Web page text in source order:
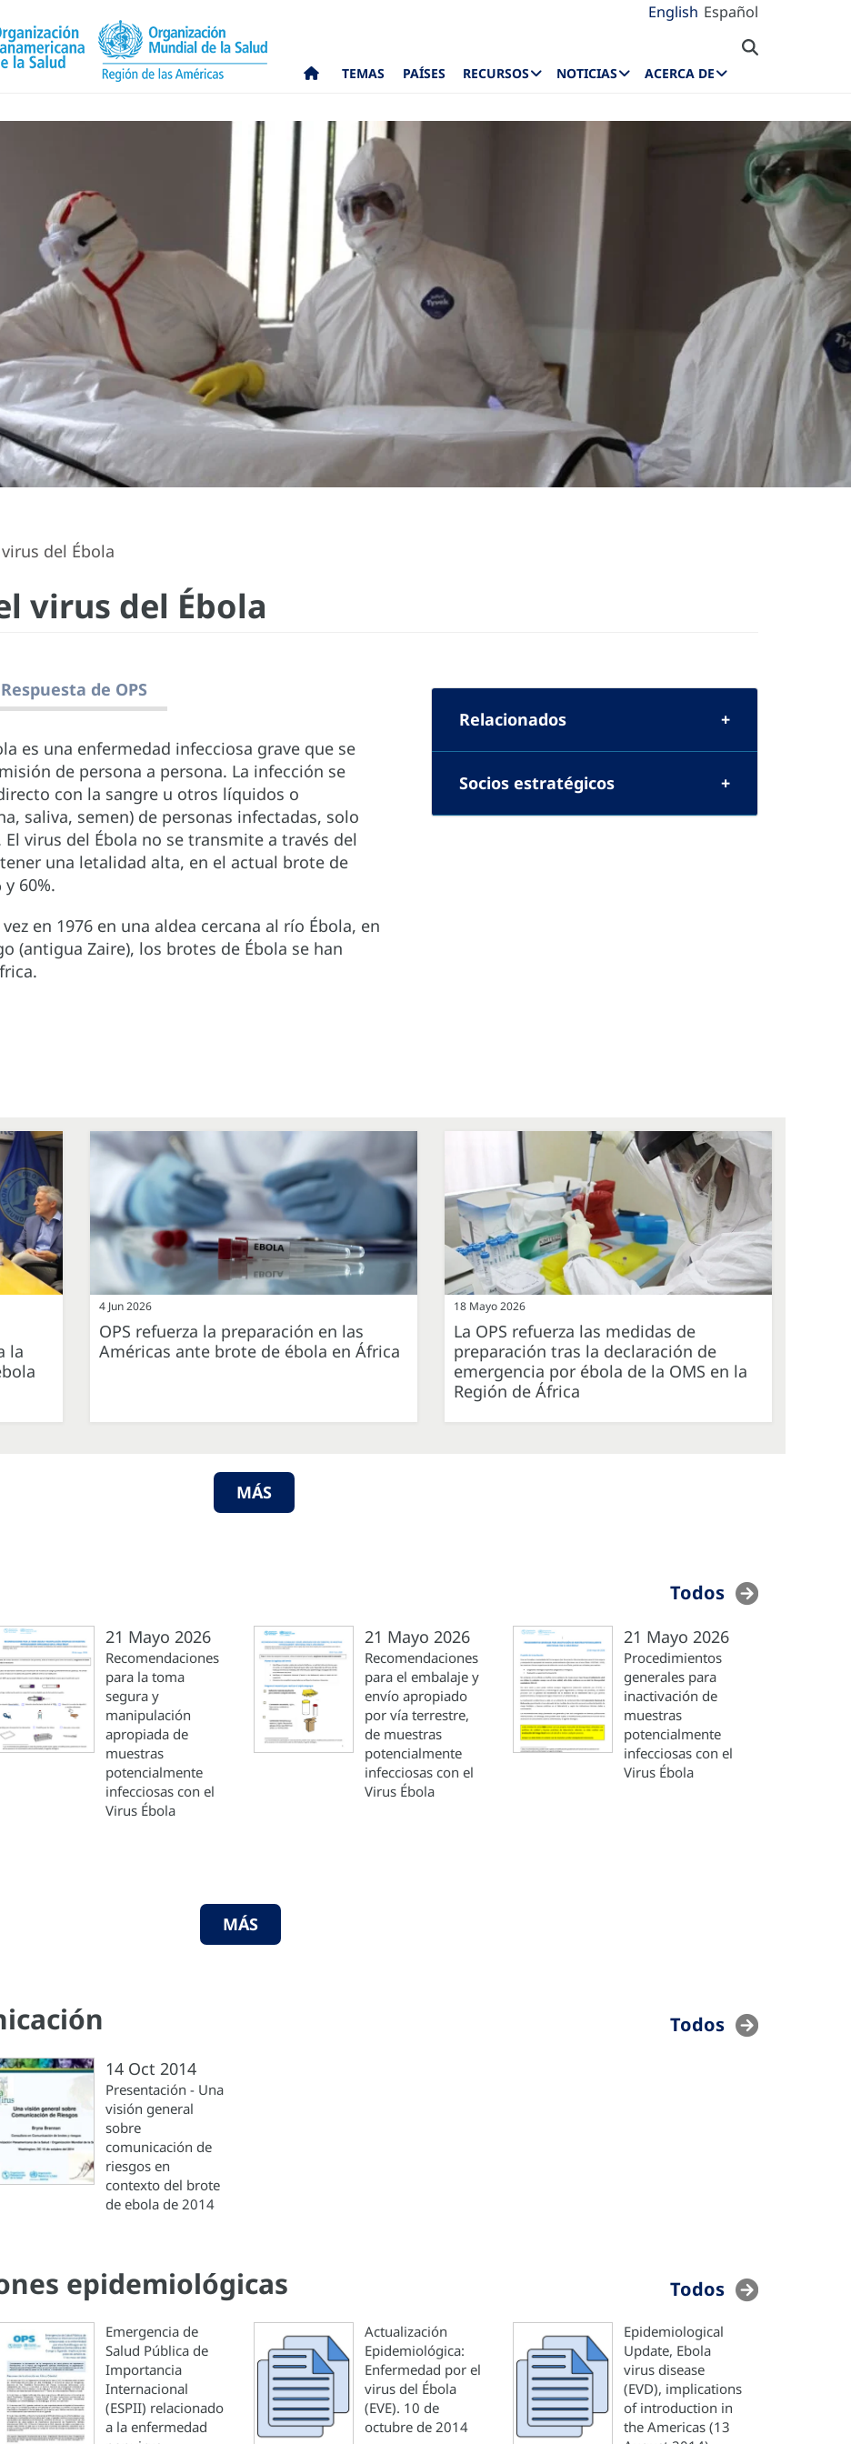
English Español
TEMAS PAÍSES RECURSOS NOTICIAS ACERCA DE
del Ébola
virus del Ébola
Respuesta de OPS
es una enfermedad infecciosa grave que se
de persona a persona. La infección se
con la sangre u otros líquidos o
saliva, semen) de personas infectadas, solo
virus del Ébola no se transmite a través del
una letalidad alta, en el actual brote de
60%.
en 1976 en una aldea cercana al río Ébola, en
(antigua Zaire), los brotes de Ébola se han
Relacionados
Socios estratégicos
la
4 Jun 2026
OPS refuerza la preparación en las
Américas ante brote de ébola en África
18 Mayo 2026
La OPS refuerza las medidas de
preparación tras la declaración de
emergencia por ébola de la OMS en la
Región de África
MÁS
Todos
21 Mayo 2026
Recomendaciones
para la toma
segura y
manipulación
apropiada de
muestras
potencialmente
infecciosas con el
Virus Ébola
21 Mayo 2026
Recomendaciones
para el embalaje y
envío apropiado
por vía terrestre,
de muestras
potencialmente
infecciosas con el
Virus Ébola
21 Mayo 2026
Procedimientos
generales para
inactivación de
muestras
potencialmente
infecciosas con el
Virus Ébola
MÁS
Todos
14 Oct 2014
Presentación - Una
visión general
sobre
comunicación de
riesgos en
contexto del brote
de ebola de 2014
epidemiológicas Todos
Emergencia de
Salud Pública de
Importancia
Internacional
(ESPII) relacionado
a la enfermedad
Actualización
Epidemiológica:
Enfermedad por el
virus del Ébola
(EVE). 10 de
octubre de 2014
Epidemiological
Update, Ebola
virus disease
(EVD), implications
of introduction in
the Americas (13